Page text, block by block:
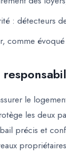
: détecteurs
comme
le
les deux
précis et